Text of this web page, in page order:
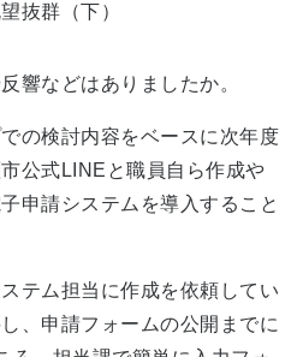
抜群（下）
などはありましたか。
の検討内容をベースに次年度
公式LINEと職員自ら作成や
申請システムを導入すること
テム担当に作成を依頼してい
、申請フォームの公開までに